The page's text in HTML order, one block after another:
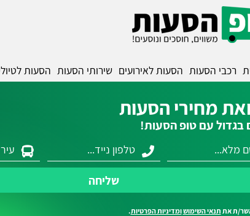
רכבי הסעות הסעות לאירועים שירותי הסעות הסעות
מחירי הסעות
בגדול עם טופ הסעות!
שליחה
ת את תנאי השימושומדיניות הפרטיות.